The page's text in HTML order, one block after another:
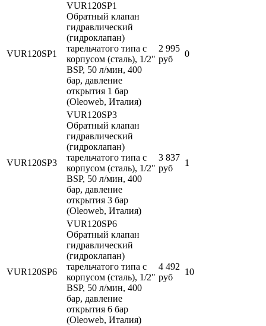
VUR120SP1
VUR120SP1
Обратный клапан
гидравлический
(гидроклапан)
тарельчатого типа с
корпусом (сталь), 1/2"
BSP, 50 л/мин, 400
бар, давление
открытия 1 бар
(Oleoweb, Италия)
2 995
руб
0
VUR120SP3
VUR120SP3
Обратный клапан
гидравлический
(гидроклапан)
тарельчатого типа с
корпусом (сталь), 1/2"
BSP, 50 л/мин, 400
бар, давление
открытия 3 бар
(Oleoweb, Италия)
3 837
руб
1
VUR120SP6
VUR120SP6
Обратный клапан
гидравлический
(гидроклапан)
тарельчатого типа с
корпусом (сталь), 1/2"
BSP, 50 л/мин, 400
бар, давление
открытия 6 бар
(Oleoweb, Италия)
4 492
руб
10